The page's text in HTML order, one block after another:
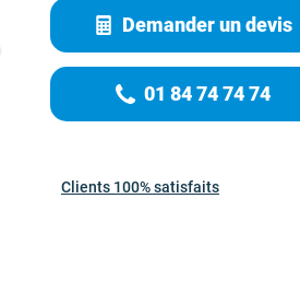
Demander un devis
01 84 74 74 74
Clients 100% satisfaits